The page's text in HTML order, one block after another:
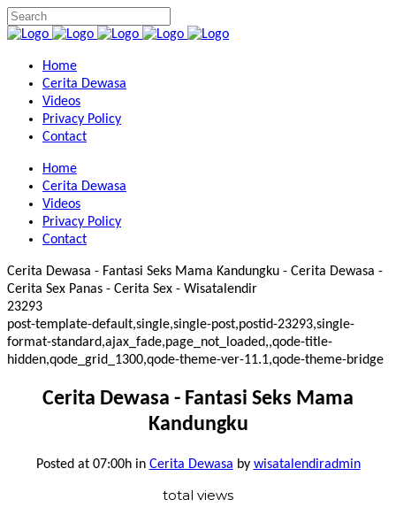
Home
Cerita Dewasa
Videos
Privacy Policy
Contact
Home
Cerita Dewasa
Videos
Privacy Policy
Contact
Cerita Dewasa - Fantasi Seks Mama Kandungku - Cerita Dewasa -
Cerita Sex Panas - Cerita Sex - Wisatalendir
23293
post-template-default,single,single-post,postid-23293,single-
format-standard,ajax_fade,page_not_loaded,,qode-title-
hidden,qode_grid_1300,qode-theme-ver-11.1,qode-theme-bridge
Cerita Dewasa - Fantasi Seks Mama
Kandungku
Posted at 07:00hin Cerita Dewasa by wisatalendiradmin
total views